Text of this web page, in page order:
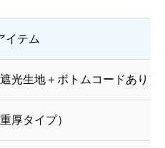
イテム
光生地＋ボトムコードあり）
厚タイプ）